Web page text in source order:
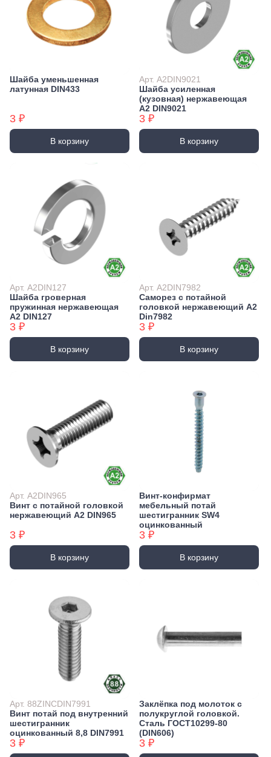
Шайба уменьшенная
латунная DIN433
3 ₽
В корзину
Арт. А2DIN9021
Шайба усиленная
(кузовная) нержавеющая
А2 DIN9021
3 ₽
В корзину
Арт. А2DIN127
Шайба гроверная
пружинная нержавеющая
А2 DIN127
3 ₽
В корзину
Арт. А2DIN7982
Саморез с потайной
головкой нержавеющий А2
Din7982
3 ₽
В корзину
Арт. А2DIN965
Винт с потайной головкой
нержавеющий А2 DIN965
3 ₽
В корзину
Винт-конфирмат
мебельный потай
шестигранник SW4
оцинкованный
3 ₽
В корзину
Арт. 88ZINCDIN7991
Винт потай под внутренний
шестигранник
оцинкованный 8,8 DIN7991
3 ₽
Заклёпка под молоток с
полукруглой головкой.
Сталь ГОСТ10299-80
(DIN606)
3 ₽